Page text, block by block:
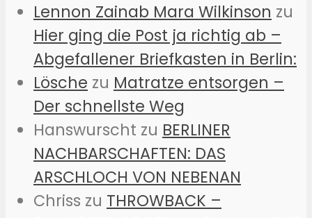
Lennon Zainab Mara Wilkinson zu
Hier ging die Post ja richtig ab –
Abgefallener Briefkasten in Berlin:
Lösche zu Matratze entsorgen –
Der schnellste Weg
Hanswurscht zu BERLINER
NACHBARSCHAFTEN: DAS
ARSCHLOCH VON NEBENAN
Chriss zu THROWBACK –